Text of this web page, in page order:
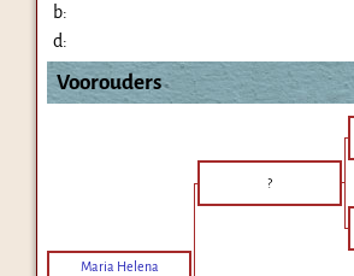
b:
d:
Voorouders
?
Maria Helena